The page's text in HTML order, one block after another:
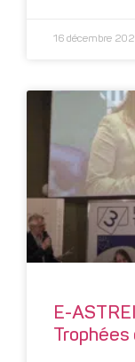
16 décembre
E-